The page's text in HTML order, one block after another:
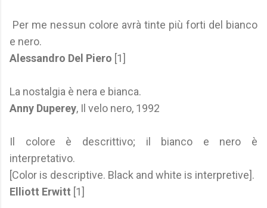
Per me nessun colore avrà tinte più forti del bianco
e nero.
Alessandro Del Piero [1]
La nostalgia è nera e bianca.
Anny Duperey, Il velo nero, 1992
Il colore è descrittivo; il bianco e nero è
interpretativo.
[Color is descriptive. Black and white is interpretive].
Elliott Erwitt [1]